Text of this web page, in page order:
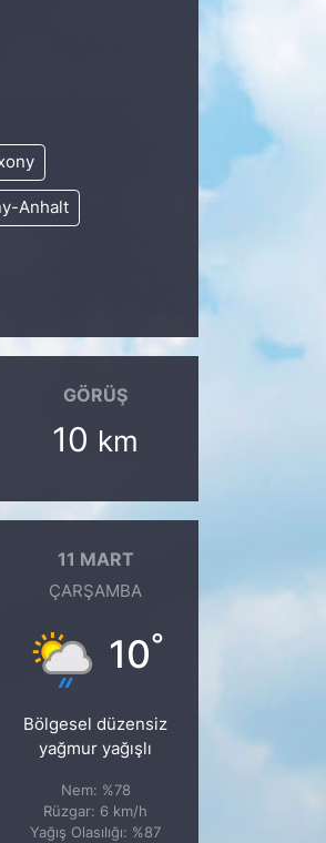
Anhalt
GÖRÜŞ
10 km
11 MART
ÇARŞAMBA
10°
Bölgesel düzensiz
yağmur yağışlı
Nem: %78
Rüzgar: 6 km/h
Yağış Olasılığı: %87